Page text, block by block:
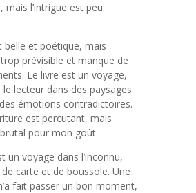
mais l’intrigue est peu
belle et poétique, mais
prévisible et manque de
Le livre est un voyage,
lecteur dans des paysages
émotions contradictoires.
est percutant, mais
pour mon goût.
un voyage dans l’inconnu,
carte et de boussole. Une
fait passer un bon moment,